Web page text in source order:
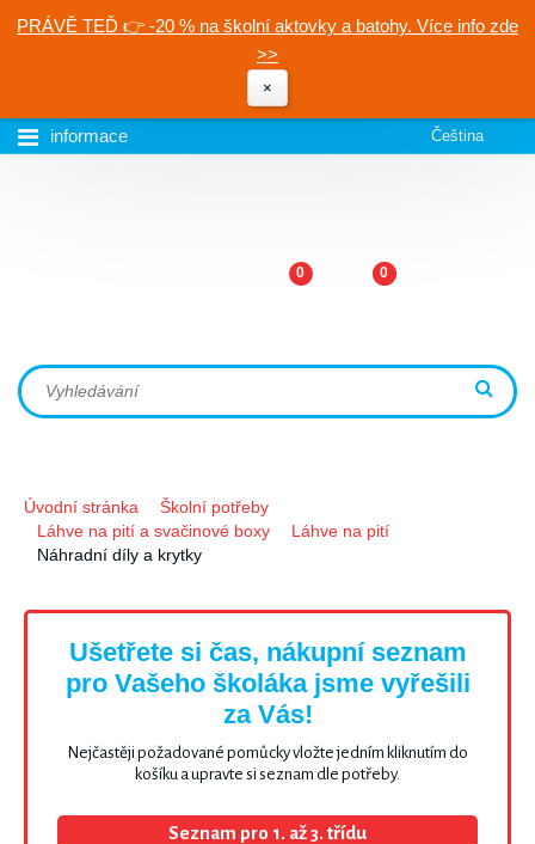
PRÁVĚ TEĎ 👉 -20 % na školní aktovky a batohy. Více info zde
>>
×
informace Čeština
0 0
Úvodní stránka
Školní potřeby
Láhve na pití a svačinové boxy
Láhve na pití
Náhradní díly a krytky
Ušetřete si čas, nákupní seznam
pro Vašeho školáka jsme vyřešili
za Vás!
Nejčastěji požadované pomůcky vložte jedním kliknutím do
košíku a upravte si seznam dle potřeby.
Seznam pro 1. až 3. třídu